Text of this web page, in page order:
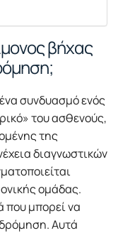
βήχας
συνδυασμό ενός
του ασθενούς,
της
διαγνωστικών
ομάδας.
που μπορεί να
Αυτά